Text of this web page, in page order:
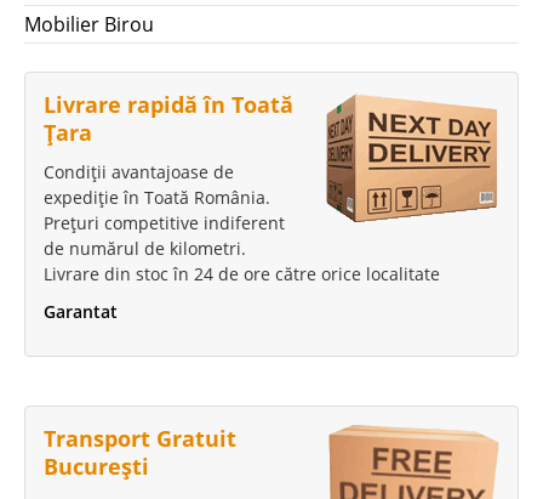
Mobilier Birou
Livrare rapidă în Toată
Țara
Condiții avantajoase de
expediție în Toată România.
Prețuri competitive indiferent
de numărul de kilometri.
Livrare din stoc în 24 de ore către orice localitate
Garantat
Transport Gratuit
București